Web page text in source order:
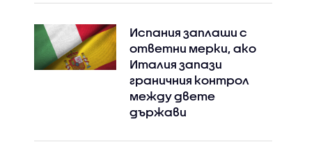
Испания заплаши с
ответни мерки, ако
Италия запази
граничния контрол
между двете
държави